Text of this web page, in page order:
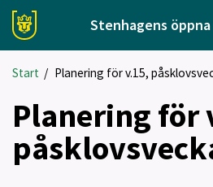
Stenhagens
Start / Planering för v.15,
Planering för